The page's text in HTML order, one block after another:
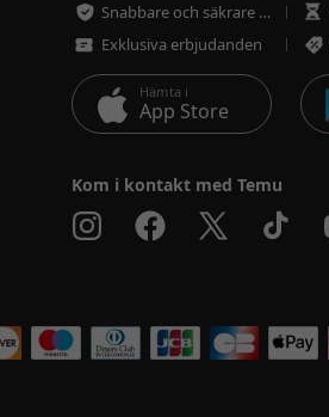
Snabbare och säkrare betalning
Exklusiva erbjudanden
Hämta i
App Store
Kom i kontakt med Temu